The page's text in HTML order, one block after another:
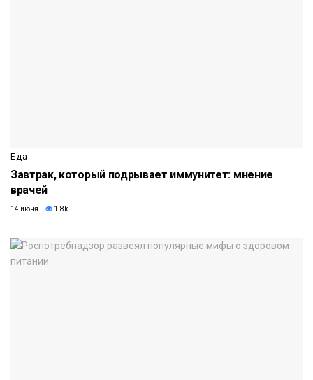
Еда
Завтрак, который подрывает иммунитет: мнение
врачей
14 июня 1.8k